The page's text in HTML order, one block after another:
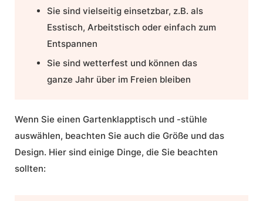
Sie sind vielseitig einsetzbar, z.B. als
Esstisch, Arbeitstisch oder einfach zum
Entspannen
Sie sind wetterfest und können das
ganze Jahr über im Freien bleiben
Wenn Sie einen Gartenklapptisch und -stühle
auswählen, beachten Sie auch die Größe und das
Design. Hier sind einige Dinge, die Sie beachten
sollten: